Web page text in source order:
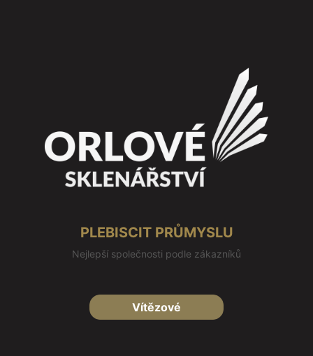
PLEBISCIT PRŮMYSLU
Nejlepší společnosti podle zákazníků
Vítězové